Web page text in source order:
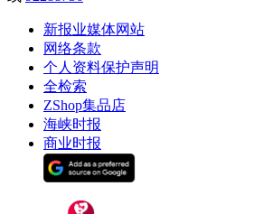
新报业媒体网站
网络条款
个人资料保护声明
全检索
ZShop集品店
海峡时报
商业时报